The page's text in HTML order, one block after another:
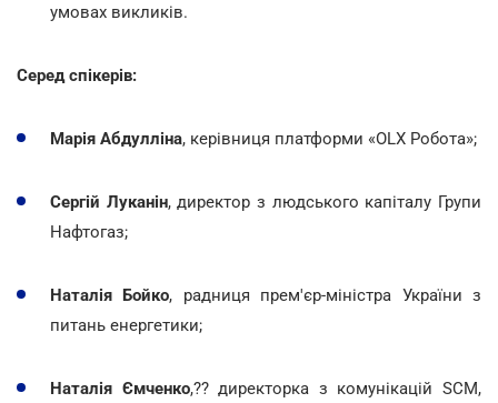
умовах викликів.
Серед спікерів:
Марія Абдулліна, керівниця платформи «OLX Робота»;
Сергій Луканін, директор з людського капіталу Групи
Нафтогаз;
Наталія Бойко, радниця прем'єр-міністра України з
питань енергетики;
Наталія Ємченко,?? директорка з комунікацій SCM,